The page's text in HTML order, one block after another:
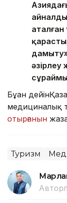
әзірлеу
Бұған
медициналық
отырғанын
Туризм